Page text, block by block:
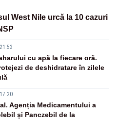
West Nile urcă la 10 cazuri
cu apă la fiecare oră.
de deshidratare în zilele
Agenția Medicamentului a
și Panczebil de la